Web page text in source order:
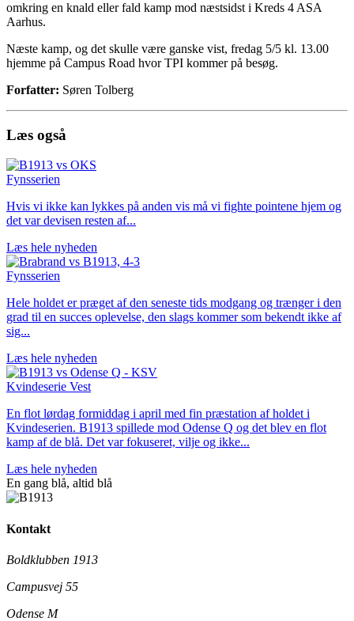
omkring en knald eller fald kamp mod næstsidst i Kreds 4 ASA
Aarhus.
Næste kamp, og det skulle være ganske vist, fredag 5/5 kl. 13.00
hjemme på Campus Road hvor TPI kommer på besøg.
Forfatter: Søren Tolberg
Læs også
Fynsserien
Hvis vi ikke kan lykkes på anden vis må vi fighte pointene hjem og
det var devisen resten af...
Læs hele nyheden
Fynsserien
Hele holdet er præget af den seneste tids modgang og trænger i den
grad til en succes oplevelse, den slags kommer som bekendt ikke af
sig...
Læs hele nyheden
Kvindeserie Vest
En flot lørdag formiddag i april med fin præstation af holdet i
Kvindeserien. B1913 spillede mod Odense Q og det blev en flot
kamp af de blå. Det var fokuseret, vilje og ikke...
Læs hele nyheden
En gang blå, altid blå
Kontakt
Boldklubben 1913
Campusvej 55
Odense M